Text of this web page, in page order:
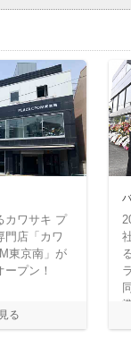
カワサキ プ
門店「カワ
東京南」が
プン！